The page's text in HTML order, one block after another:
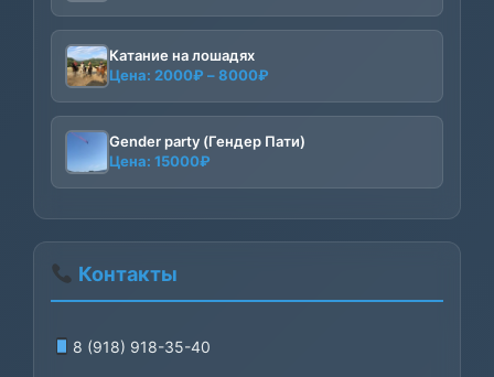
Катание на лошадях
Цена: 2000₽ –8000₽
2000₽
–
Gender party (Гендер Пати)
Цена: 15000₽
Контакты
8 (918) 918-35-40